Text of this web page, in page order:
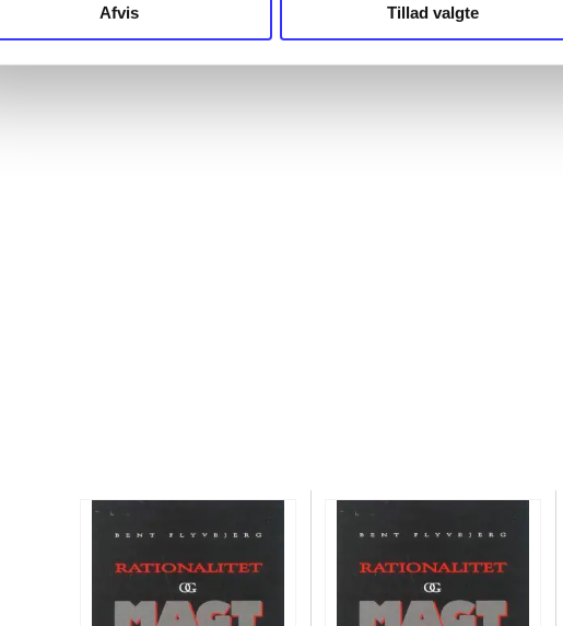
Afvis Tillad valgte